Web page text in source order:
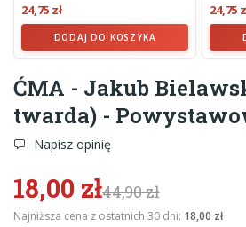
24,75 zł
DODAJ DO KOSZYKA
24,75
ĆMA - Jakub
twarda) -
Napisz opinię
18,00 zł44,90 zł
Najniższa cena z ostatnich 30 dni: 18,00 zł